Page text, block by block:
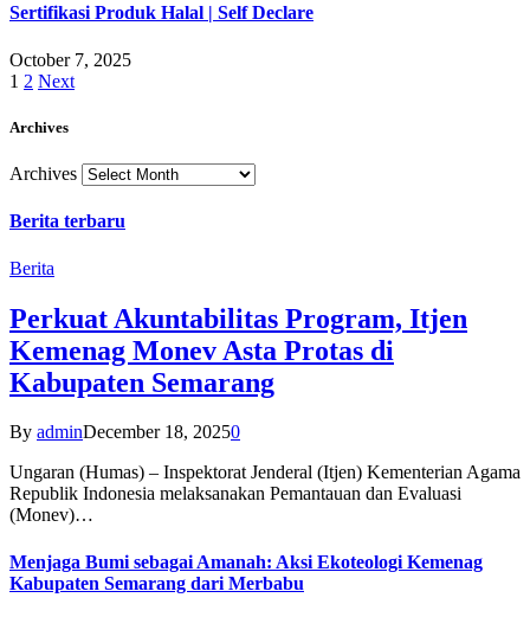
Sertifikasi Produk Halal | Self Declare
October 7, 2025
1 2 Next
Archives
Archives
Berita terbaru
Berita
Perkuat Akuntabilitas Program, Itjen
Kemenag Monev Asta Protas di
Kabupaten Semarang
By adminDecember 18, 20250
Ungaran (Humas) – Inspektorat Jenderal (Itjen) Kementerian Agama
Republik Indonesia melaksanakan Pemantauan dan Evaluasi
(Monev)…
Menjaga Bumi sebagai Amanah: Aksi Ekoteologi Kemenag
Kabupaten Semarang dari Merbabu